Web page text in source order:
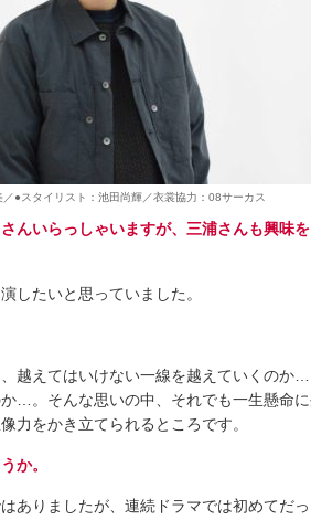
●スタイリスト：池田尚輝／衣裳協力：08サーカス
んいらっしゃいますが、三浦さんも興味
たいと思っていました。
えてはいけない一線を越えていくのか…
…。そんな思いの中、それでも一生懸命
力をかき立てられるところです。
か。
りましたが、連続ドラマでは初めてだ